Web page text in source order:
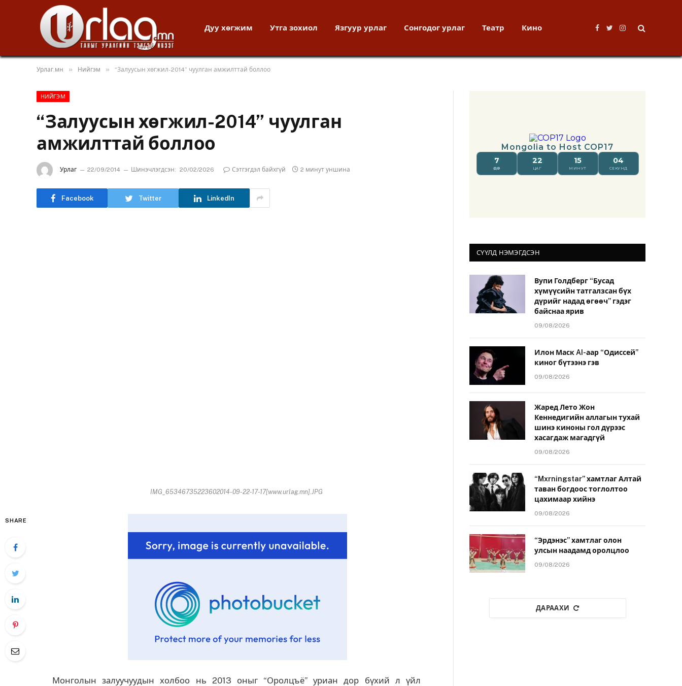
Дуу хөгжим Утга зохиол Язгуур урлаг Сонгодог урлаг Театр Кино
Facebook
TwitterInstagram
Урлаг.мн » Нийгэм » “Залуусын хөгжил-2014” чуулган амжилттай боллоо
НИЙГЭМ
“Залуусын хөгжил-2014” чуулган
амжилттай боллоо
Урлаг 22/09/2014 Шинэчлэгдсэн: 20/02/2026 Сэтгэгдэл байхгүй 2 минут уншина
Facebook Twitter LinkedIn
IMG_65346735223602014-09-22-17-17[www.urlag.mn].JPG
SHARE
Монголын залуучуудын холбоо нь 2013 оныг “Оролцъё” уриан дор бүхий л үйл
СҮҮЛД НЭМЭГДСЭН
Вупи Голдберг “Бусад
хүмүүсийн татгалзсан бүх
дүрийг надад өгөөч” гэдэг
байснаа ярив
09/08/2026
Илон Маск AI-аар “Одиссей”
киног бүтээнэ гэв
09/08/2026
Жаред Лето Жон
Кеннедигийн аллагын тухай
шинэ киноны гол дүрээс
хасагдаж магадгүй
09/08/2026
“Mxrningstar” хамтлаг Алтай
таван богдоос тоглолтоо
цахимаар хийнэ
09/08/2026
“Эрдэнэс” хамтлаг олон
улсын наадамд оролцлоо
09/08/2026
ДАРААХИ